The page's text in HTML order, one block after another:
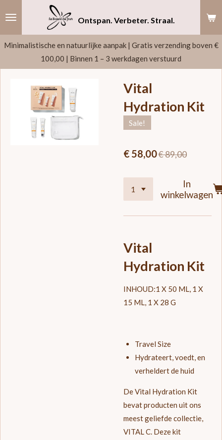
Ontspan. Verbeter. Straal.
Minimalistische en natuurlijke aanpak | Gratis verzending boven €
100,00 | Binnen 1 – 3 werkdagen verstuurd
Vital
Hydration Kit
Sale!
€ 58,00€ 89,00
In
winkelwagen
Vital
Hydration Kit
INHOUD:1 X 50 ML, 1 X
15 ML, 1 X 28 G
Travel Size
Hydrateert, voedt, en
verheldert de huid
De Vital Hydration Kit
bevat producten uit ons
meest geliefde collectie,
VITAL C. Deze kit